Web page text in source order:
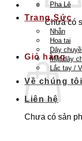
Chưa có
Quay trở
Giỏ hàng
Chưa có sản
Pha Lê
Trang Sức
Nhẫn
Hoa tai
Dây
Mặt dây
Lắc tay /
Về chúng tôi
Liên hệ